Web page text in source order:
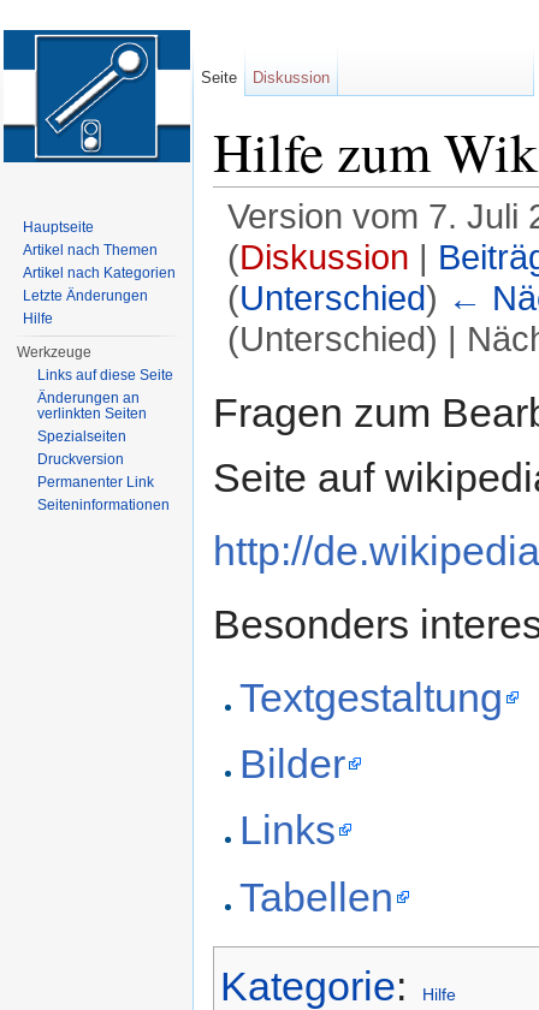
Hilfe zum
Version vom 7. Juli
(Diskussion |
(Unterschied) ←
(Unterschied) |
Fragen zum
Seite auf
http://
Besonders
Textgestaltung
Bilder
Links
Tabellen
Kategorie: Hilfe
Seite Diskussion
Hauptseite
Artikel nach Themen
Artikel nach Kategorien
Letzte Änderungen
Hilfe
Werkzeuge
Links auf diese Seite
Änderungen an
verlinkten Seiten
Spezialseiten
Druckversion
Permanenter Link
Seiten­informationen